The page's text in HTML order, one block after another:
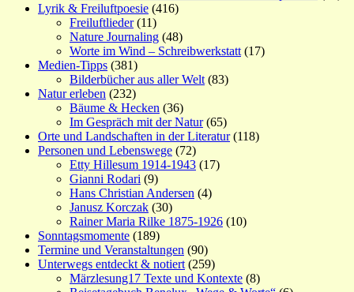
Lyrik & Freiluftpoesie (416)
Freiluftlieder(11)
Nature Journaling (48)
Worte im Wind – Schreibwerkstatt (17)
Medien-Tipps (381)
Bilderbücher aus aller Welt (83)
Natur erleben (232)
Bäume & Hecken (36)
Im Gespräch mit der Natur(65)
Orte und Landschaften in der Literatur(118)
Personen und Lebenswege (72)
Etty Hillesum 1914-1943 (17)
Gianni Rodari (9)
Hans Christian Andersen (4)
Janusz Korczak (30)
Rainer Maria Rilke 1875-1926 (10)
Sonntagsmomente (189)
Termine und Veranstaltungen (90)
Unterwegs entdeckt & notiert (259)
Märzlesung17 Texte und Kontexte (8)